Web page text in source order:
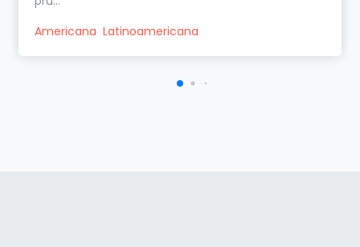
Americana Latinoamericana